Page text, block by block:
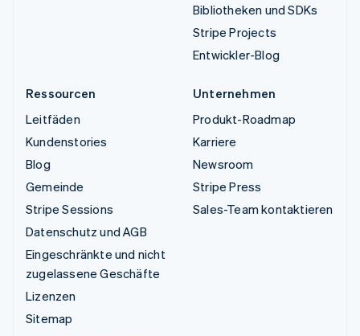
Bibliotheken und SDKs
Stripe Projects
Entwickler-Blog
Ressourcen
Leitfäden
Kundenstories
Blog
Gemeinde
Stripe Sessions
Datenschutz und AGB
Eingeschränkte und nicht
zugelassene Geschäfte
Lizenzen
Sitemap
Unternehmen
Produkt-Roadmap
Karriere
Newsroom
Stripe Press
Sales-Team kontaktieren